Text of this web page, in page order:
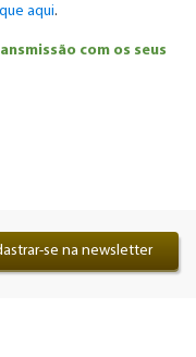
aqui.
com os seus
se na newsletter